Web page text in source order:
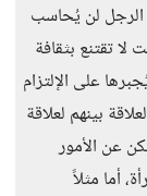
الرجل لن يُحاسب
لا تقتنع بثقافة
على الإلتزام
بينهم لعلاقة
عن الأمور
أما مثلاً